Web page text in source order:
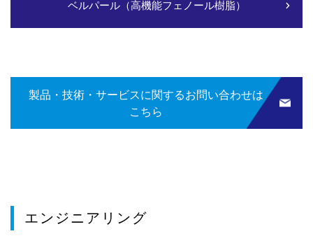
ベルパール（高機能フェノール樹脂）
製品・技術・サービスに関するお問い合わせは
こちら
エンジニアリング